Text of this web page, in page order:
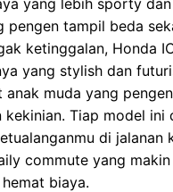
pengen tampil beda
ketinggalan, Honda
yang stylish dan
anak muda yang
Tiap model ini
di jalanan
commute yang
biaya.